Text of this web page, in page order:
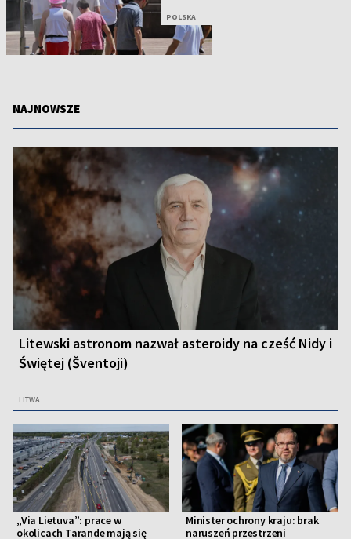
POLSKA
NAJNOWSZE
Litewski astronom nazwał asteroidy na cześć Nidy i
Świętej (Šventoji)
LITWA
„Via Lietuva”: prace w
okolicach Tarande mają się
Minister ochrony kraju: brak
naruszeń przestrzeni